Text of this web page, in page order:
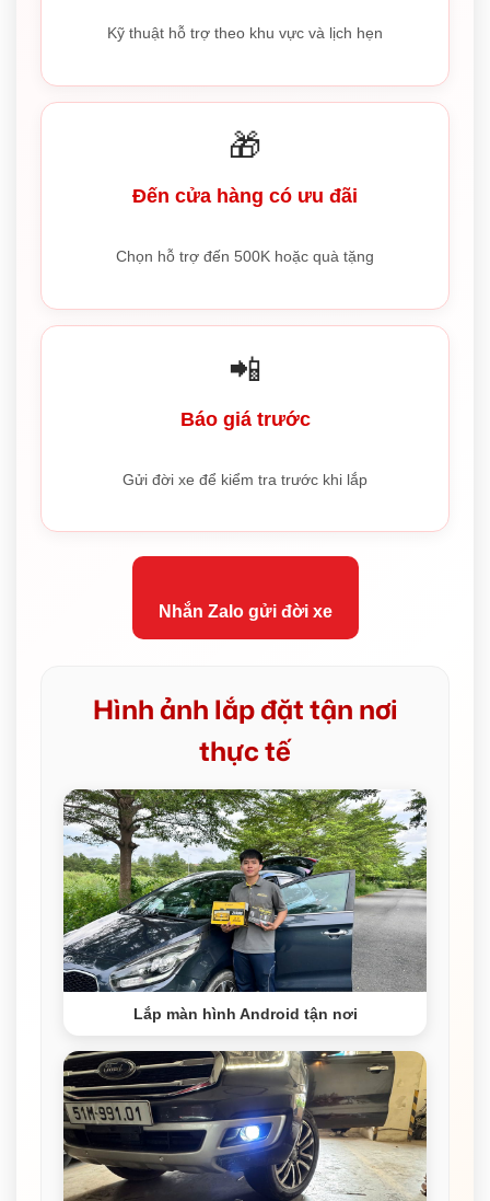
Kỹ thuật hỗ trợ theo khu vực và lịch hẹn
🎁
Đến cửa hàng có ưu đãi
Chọn hỗ trợ đến 500K hoặc quà tặng
📲
Báo giá trước
Gửi đời xe để kiểm tra trước khi lắp
Nhắn Zalo gửi đời xe
Hình ảnh lắp đặt tận nơi
thực tế
Lắp màn hình Android tận nơi